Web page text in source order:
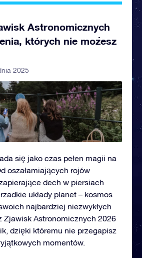
Astronomicznych
których nie możesz
2025
się jako czas pełen magii na
oszałamiających rojów
dech w piersiach
układy planet – kosmos
najbardziej niezwykłych
Zjawisk Astronomicznych 2026
dzięki któremu nie przegapisz
momentów.